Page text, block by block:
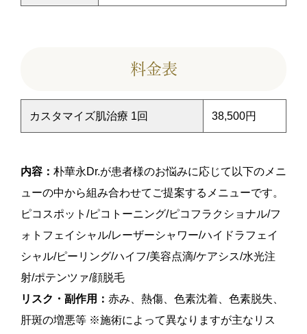
料金表
カスタマイズ肌治療 1回 38,500円
内容： 朴華永Dr.が患者様のお悩みに応じて以下のメニ
ューの中から組み合わせてご提案するメニューです。
ピコスポット/ピコトーニング/ピコフラクショナル/フ
ォトフェイシャル/レーザーシャワー/ハイドラフェイ
シャル/ピーリング/ハイフ/美容点滴/ケアシス/水光注
射/ポテンツァ/顔脱毛
リスク・副作用： 赤み、熱傷、色素沈着、色素脱失、
肝斑の増悪等 ※施術によって異なりますが主なリス